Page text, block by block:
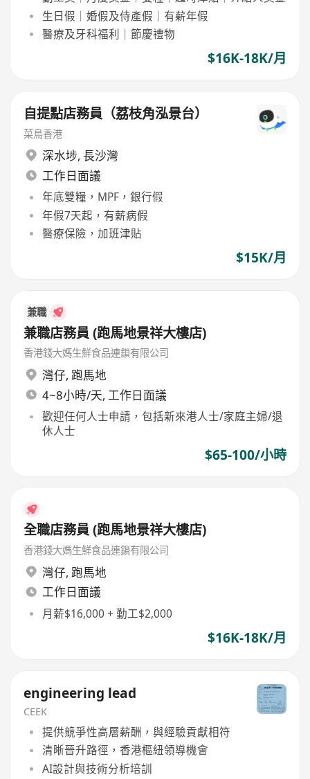
生日假｜婚假及侍產假｜有薪年假
醫療及牙科福利｜節慶禮物
$16K-18K/月
自提點店務員（荔枝角泓景台）
菜鳥香港
深水埗, 長沙灣
工作日面議
年底雙糧，MPF，銀行假
年假7天起，有薪病假
醫療保險，加班津貼
$15K/月
兼職
兼職店務員 (跑馬地景祥大樓店)
香港錢大媽生鮮食品連鎖有限公司
灣仔, 跑馬地
4~8小時/天, 工作日面議
歡迎任何人士申請，包括新來港人士/家庭主婦/退
休人士
$65-100/小時
全職店務員 (跑馬地景祥大樓店)
香港錢大媽生鮮食品連鎖有限公司
灣仔, 跑馬地
工作日面議
月薪$16,000 + 勤工$2,000
$16K-18K/月
engineering lead
CEEK
提供競爭性高層薪酬，與經驗貢獻相符
清晰晉升路徑，香港樞紐領導機會
AI設計與技術分析培訓